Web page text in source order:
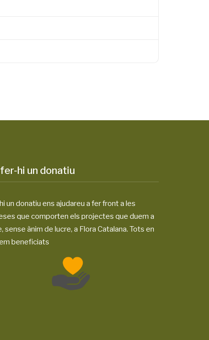
hi un donatiu
un donatiu ens ajudareu a fer front a les
que comporten els projectes que duem a
sense ànim de lucre, a Flora Catalana. Tots en
beneficiats